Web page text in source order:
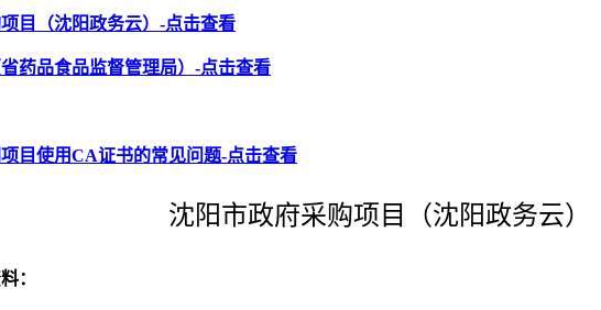
目（沈阳政务云）-点击查看
药品食品监督管理局）-点击查看
目使用CA证书的常见问题-点击查看
沈阳市政府采购项目（沈阳政务云）
：